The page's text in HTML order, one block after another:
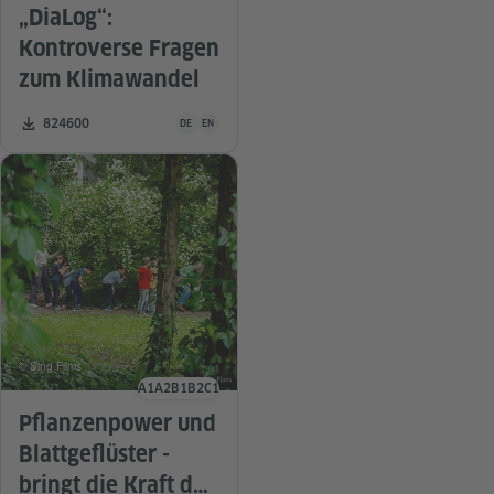
„DiaLog“:
Kontroverse Fragen
zum Klimawandel
Zahl der Downloads:
824600 Unterrichtsmaterial ist in folgenden Sprachen
DE EN
Pflanzenpower und
Blattgeflüster -
bringt die Kraft der
© Sing Films
Sprachniveau
A1A2 B1 B2C1